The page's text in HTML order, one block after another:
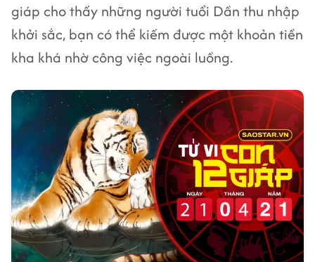
giáp cho thấy những người tuổi Dần thu nhập
khởi sắc, bạn có thể kiếm được một khoản tiền
kha khá nhờ công việc ngoài luồng.